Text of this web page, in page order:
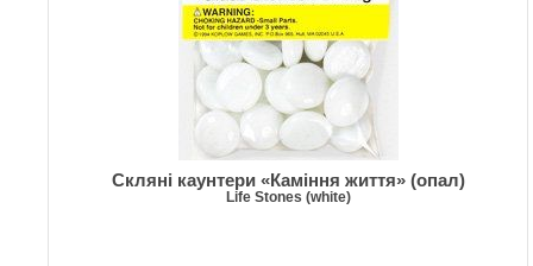
Скляні каунтери «Каміння життя» (опал)
Life Stones (white)